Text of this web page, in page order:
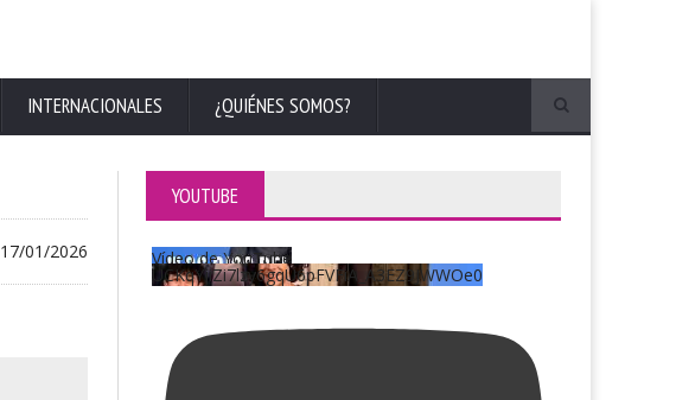
INTERNACIONALES ¿QUIÉNES SOMOS?
17/01/2026
YOUTUBE
Vídeo de YouTube
UCKqYjiZi7lzy6gqU6pFVFiA_A3EZ9JWWOe0